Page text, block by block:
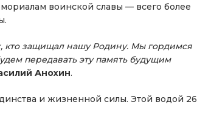
воинской славы — всего более
кто защищал нашу Родину. Мы гордимся
передавать эту память будущим
Анохин.
и жизненной силы. Этой водой 26